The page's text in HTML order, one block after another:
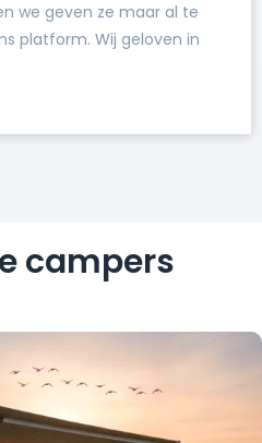
we geven ze maar al te
platform. Wij geloven in
campers